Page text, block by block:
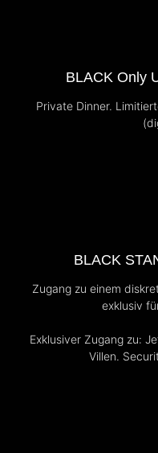
BLACK Only
Private Dinner.
BLACK
Zugang zu einem
exklusiv
Exklusiver Zugang zu:
Villen.